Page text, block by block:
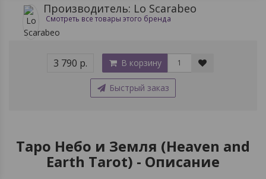
Производитель: Lo Scarabeo
Смотреть все товары этого бренда
3 790 р. В корзину
Быстрый заказ
Таро Небо и Земля (Heaven and
Earth Tarot) - Описание